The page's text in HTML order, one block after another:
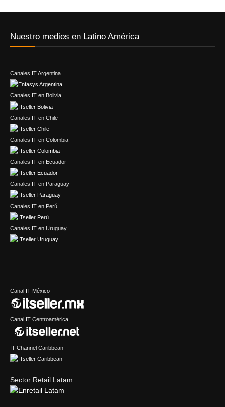
Nuestro medios en Latino América
Canales IT Argentina
Canales IT en Bolivia
Canales IT en Chile
Canales IT en Colombia
Canales IT en Ecuador
Canales IT en Paraguay
Canales IT en Perú
Canales IT en Uruguay
Canal IT México
Canal IT Centroamérica
IT Channel Caribbean
Sector Retail Latam